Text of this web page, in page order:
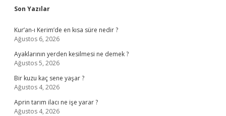
Sidebar
Son Yazılar
Kur’an-ı Kerim’de en kısa süre nedir ?
Ağustos 6, 2026
Ayaklarının yerden kesilmesi ne demek ?
Ağustos 5, 2026
Bir kuzu kaç sene yaşar ?
Ağustos 4, 2026
Aprin tarım ilacı ne işe yarar ?
Ağustos 4, 2026